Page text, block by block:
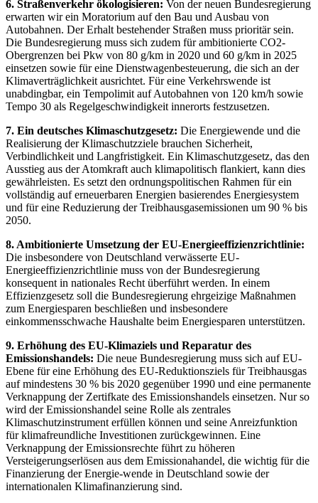
6. Straßenverkehr ökologisieren: Von der neuen Bundesregierung
erwarten wir ein Moratorium auf den Bau und Ausbau von
Autobahnen. Der Erhalt bestehender Straßen muss prioritär sein.
Die Bundesregierung muss sich zudem für ambitionierte CO2-
Obergrenzen bei Pkw von 80 g/km in 2020 und 60 g/km in 2025
einsetzen sowie für eine Dienstwagenbesteuerung, die sich an der
Klimaverträglichkeit ausrichtet. Für eine Verkehrswende ist
unabdingbar, ein Tempolimit auf Autobahnen von 120 km/h sowie
Tempo 30 als Regelgeschwindigkeit innerorts festzusetzen.
7. Ein deutsches Klimaschutzgesetz: Die Energiewende und die
Realisierung der Klimaschutzziele brauchen Sicherheit,
Verbindlichkeit und Langfristigkeit. Ein Klimaschutzgesetz, das den
Ausstieg aus der Atomkraft auch klimapolitisch flankiert, kann dies
gewährleisten. Es setzt den ordnungspolitischen Rahmen für ein
vollständig auf erneuerbaren Energien basierendes Energiesystem
und für eine Reduzierung der Treibhausgasemissionen um 90 % bis
2050.
8. Ambitionierte Umsetzung der EU-Energieeffizienzrichtlinie:
Die insbesondere von Deutschland verwässerte EU-
Energieeffizienzrichtlinie muss von der Bundesregierung
konsequent in nationales Recht überführt werden. In einem
Effizienzgesetz soll die Bundesregierung ehrgeizige Maßnahmen
zum Energiesparen beschließen und insbesondere
einkommensschwache Haushalte beim Energiesparen unterstützen.
9. Erhöhung des EU-Klimaziels und Reparatur des
Emissionshandels: Die neue Bundesregierung muss sich auf EU-
Ebene für eine Erhöhung des EU-Reduktionsziels für Treibhausgas
auf mindestens 30 % bis 2020 gegenüber 1990 und eine permanente
Verknappung der Zertifkate des Emissionshandels einsetzen. Nur so
wird der Emissionshandel seine Rolle als zentrales
Klimaschutzinstrument erfüllen können und seine Anreizfunktion
für klimafreundliche Investitionen zurückgewinnen. Eine
Verknappung der Emissionsrechte führt zu höheren
Versteigerungserlösen aus dem Emissionahandel, die wichtig für die
Finanzierung der Energie-wende in Deutschland sowie der
internationalen Klimafinanzierung sind.